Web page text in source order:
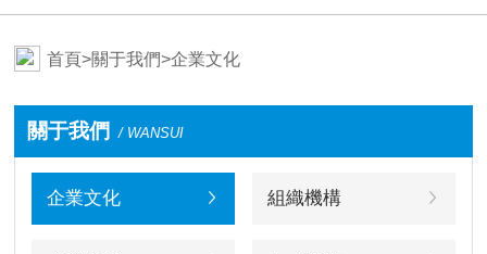
首頁>關于我們>企業文化
關于我們 / WANSUI
企業文化 組織機構